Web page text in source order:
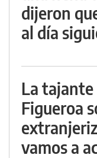
dijeron
al día
La tajante
Figueroa
vamos a